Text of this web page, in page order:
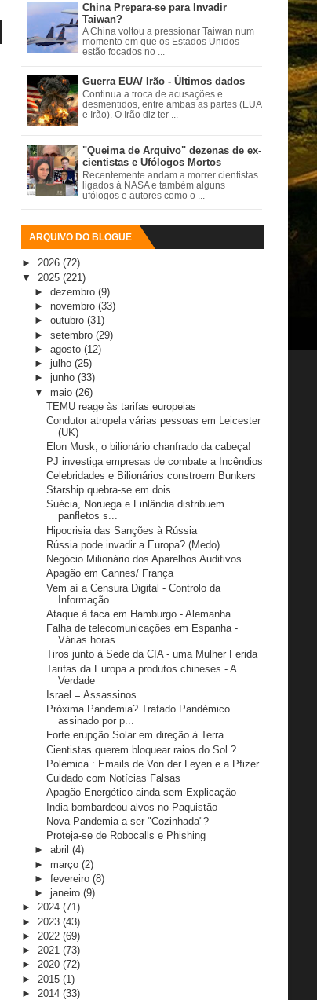
China Prepara-se para Invadir
Taiwan?
A China voltou a pressionar Taiwan num
momento em que os Estados Unidos
estão focados no ...
Guerra EUA/ Irão - Últimos dados
Continua a troca de acusações e
desmentidos, entre ambas as partes (EUA
e Irão). O Irão diz ter ...
"Queima de Arquivo" dezenas de ex-
cientistas e Ufólogos Mortos
Recentemente andam a morrer cientistas
ligados à NASA e também alguns
ufólogos e autores como o ...
ARQUIVO DO BLOGUE
► 2026 (72)
▼ 2025 (221)
► dezembro (9)
► novembro (33)
► outubro (31)
► setembro (29)
► agosto (12)
► julho (25)
► junho (33)
▼ maio (26)
TEMU reage às tarifas europeias
Condutor atropela várias pessoas em Leicester
(UK)
Elon Musk, o bilionário chanfrado da cabeça!
PJ investiga empresas de combate a Incêndios
Celebridades e Bilionários constroem Bunkers
Starship quebra-se em dois
Suécia, Noruega e Finlândia distribuem
panfletos s...
Hipocrisia das Sanções à Rússia
Rússia pode invadir a Europa? (Medo)
Negócio Milionário dos Aparelhos Auditivos
Apagão em Cannes/ França
Vem aí a Censura Digital - Controlo da
Informação
Ataque à faca em Hamburgo - Alemanha
Falha de telecomunicações em Espanha -
Várias horas
Tiros junto à Sede da CIA - uma Mulher Ferida
Tarifas da Europa a produtos chineses - A
Verdade
Israel = Assassinos
Próxima Pandemia? Tratado Pandémico
assinado por p...
Forte erupção Solar em direção à Terra
Cientistas querem bloquear raios do Sol ?
Polémica : Emails de Von der Leyen e a Pfizer
Cuidado com Notícias Falsas
Apagão Energético ainda sem Explicação
India bombardeou alvos no Paquistão
Nova Pandemia a ser "Cozinhada"?
Proteja-se de Robocalls e Phishing
► abril (4)
► março (2)
► fevereiro (8)
► janeiro (9)
► 2024 (71)
► 2023 (43)
► 2022 (69)
► 2021 (73)
► 2020 (72)
► 2015 (1)
► 2014 (33)